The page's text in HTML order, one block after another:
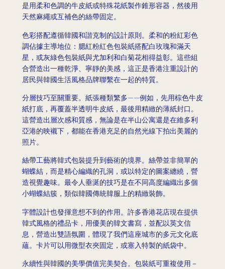
是用柔和色調的牛皮紙或特殊花紙製作錐形容器，然後用
天然麻繩或互補色的絲帶固定。
色彩搭配遵循韓國和諧克制的設計原則。柔和的粉紅彩色
調佔據主導地位：腮紅粉紅色包裝紙搭配白玫瑰和滿天
星，或灰綠色包裝紙與尤加利和白菊花相得益彰。這些組
合營造出一種乾淨、寧靜的美感，這正是香港注重設計的
居民與韓國生活風格品牌聯繫在一起的特質。
分層技巧至關重要。紙張種類繁多——例如，先用棕色牛皮
紙打底，再覆蓋半透明牛皮紙，最後用精緻的薄紙封口。
這營造出層次感和質感，無論是在半山公寓還是在維多利
亞港的映襯下，都能在香港充足的自然光線下拍出美麗的
照片。
絲帶工藝將韓式包裝提升到藝術的境界。絲帶並非簡單的
蝴蝶結，而是精心編織的孔洞，或以特定的圖案纏繞，營
造視覺趣味。最令人垂涎的技巧是在不同高度編織出多個
小蝴蝶結簇，類似韓國傳統韓服上的精緻裝飾。
字體設計也發揮意想不到的作用。許多香港花店現在提供
韓式風格的禮品卡，用優美的韓文書寫，並配以英文信
息，營造出雙語氛圍，體現了我們這座城市的多元文化底
蘊。卡片可以用微型衣夾固定，或塞入特製的紙袋中。
永續性與韓國的美學價值完美契合。包裝紙可重複使用－